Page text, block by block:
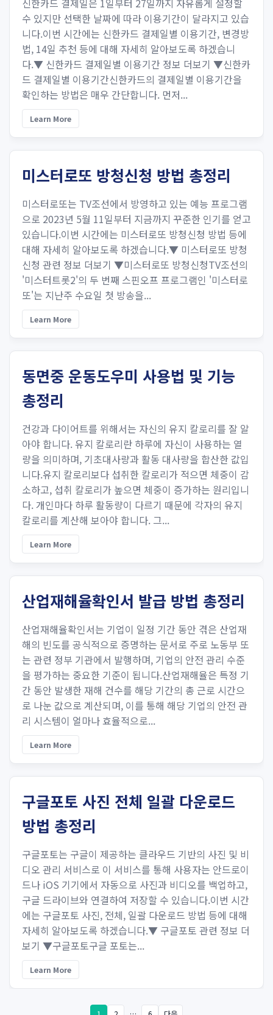
신한카드 결제일은 1일부터 27일까지 자유롭게 설정할
수 있지만 선택한 날짜에 따라 이용기간이 달라지고 있습
니다.이번 시간에는 신한카드 결제일별 이용기간, 변경방
법, 14일 추천 등에 대해 자세히 알아보도록 하겠습니
다.▼ 신한카드 결제일별 이용기간 정보 더보기 ▼신한카
드 결제일별 이용기간신한카드의 결제일별 이용기간을
확인하는 방법은 매우 간단합니다. 먼저...
Learn More
미스터로또 방청신청 방법 총정리
미스터로또는 TV조선에서 방영하고 있는 예능 프로그램
으로 2023년 5월 11일부터 지금까지 꾸준한 인기를 얻고
있습니다.이번 시간에는 미스터로또 방청신청 방법 등에
대해 자세히 알아보도록 하겠습니다.▼ 미스터로또 방청
신청 관련 정보 더보기 ▼미스터로또 방청신청TV조선의
'미스터트롯2'의 두 번째 스핀오프 프로그램인 '미스터로
또'는 지난주 수요일 첫 방송을...
Learn More
동면중 운동도우미 사용법 및 기능
총정리
건강과 다이어트를 위해서는 자신의 유지 칼로리를 잘 알
아야 합니다. 유지 칼로리란 하루에 자신이 사용하는 열
량을 의미하며, 기초대사량과 활동 대사량을 합산한 값입
니다.유지 칼로리보다 섭취한 칼로리가 적으면 체중이 감
소하고, 섭취 칼로리가 높으면 체중이 증가하는 원리입니
다. 개인마다 하루 활동량이 다르기 때문에 각자의 유지
칼로리를 계산해 보아야 합니다. 그...
Learn More
산업재해율확인서 발급 방법 총정리
산업재해율확인서는 기업이 일정 기간 동안 겪은 산업재
해의 빈도를 공식적으로 증명하는 문서로 주로 노동부 또
는 관련 정부 기관에서 발행하며, 기업의 안전 관리 수준
을 평가하는 중요한 기준이 됩니다.산업재해율은 특정 기
간 동안 발생한 재해 건수를 해당 기간의 총 근로 시간으
로 나눈 값으로 계산되며, 이를 통해 해당 기업의 안전 관
리 시스템이 얼마나 효율적으로...
Learn More
구글포토 사진 전체 일괄 다운로드
방법 총정리
구글포토는 구글이 제공하는 클라우드 기반의 사진 및 비
디오 관리 서비스로 이 서비스를 통해 사용자는 안드로이
드나 iOS 기기에서 자동으로 사진과 비디오를 백업하고,
구글 드라이브와 연결하여 저장할 수 있습니다.이번 시간
에는 구글포토 사진, 전체, 일괄 다운로드 방법 등에 대해
자세히 알아보도록 하겠습니다.▼ 구글포토 관련 정보 더
보기 ▼구글포토구글 포토는...
Learn More